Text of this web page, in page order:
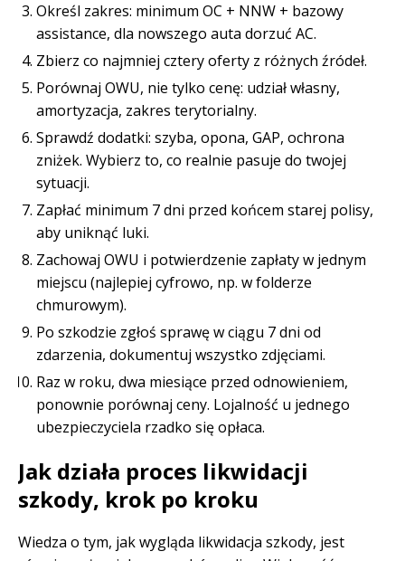
Określ zakres: minimum OC + NNW + bazowy
assistance, dla nowszego auta dorzuć AC.
Zbierz co najmniej cztery oferty z różnych źródeł.
Porównaj OWU, nie tylko cenę: udział własny,
amortyzacja, zakres terytorialny.
Sprawdź dodatki: szyba, opona, GAP, ochrona
zniżek. Wybierz to, co realnie pasuje do twojej
sytuacji.
Zapłać minimum 7 dni przed końcem starej polisy,
aby uniknąć luki.
Zachowaj OWU i potwierdzenie zapłaty w jednym
miejscu (najlepiej cyfrowo, np. w folderze
chmurowym).
Po szkodzie zgłoś sprawę w ciągu 7 dni od
zdarzenia, dokumentuj wszystko zdjęciami.
Raz w roku, dwa miesiące przed odnowieniem,
ponownie porównaj ceny. Lojalność u jednego
ubezpieczyciela rzadko się opłaca.
Jak działa proces likwidacji
szkody, krok po kroku
Wiedza o tym, jak wygląda likwidacja szkody, jest